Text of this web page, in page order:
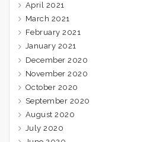
April 2021
March 2021
February 2021
January 2021
December 2020
November 2020
October 2020
September 2020
August 2020
July 2020